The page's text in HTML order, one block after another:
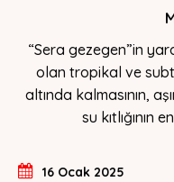
“Sera gezegen”in
olan tropikal ve
altında kalmasının,
su kıtlığının
16 Ocak 2025